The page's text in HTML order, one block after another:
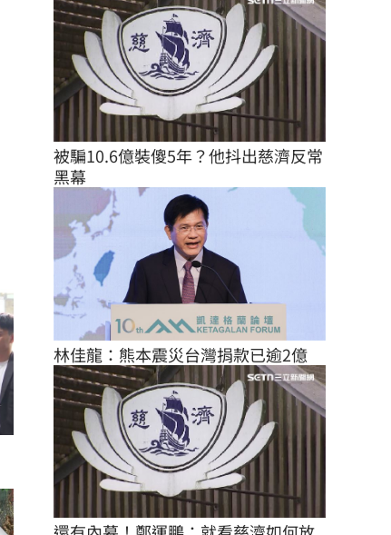
被騙10.6億裝傻5年？他抖出慈濟反常
黑幕
林佳龍：熊本震災台灣捐款已逾2億